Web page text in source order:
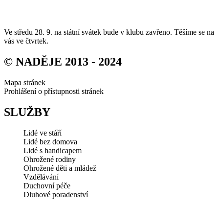
Ve středu 28. 9. na státní svátek bude v klubu zavřeno. Těšíme se na
vás ve čtvrtek.
© NADĚJE 2013 - 2024
Mapa stránek
Prohlášení o přístupnosti stránek
SLUŽBY
Lidé ve stáří
Lidé bez domova
Lidé s handicapem
Ohrožené rodiny
Ohrožené děti a mládež
Vzdělávání
Duchovní péče
Dluhové poradenství